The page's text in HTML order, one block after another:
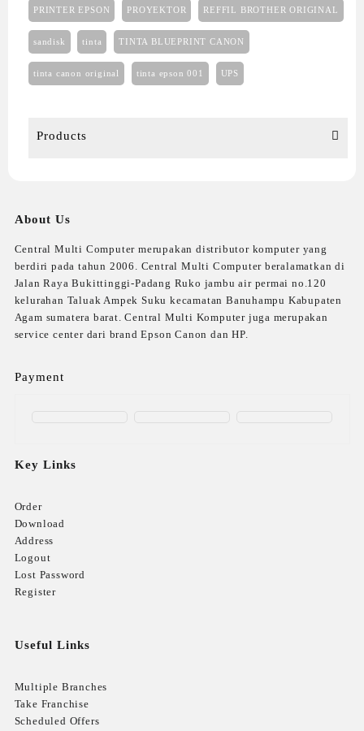
PRINTER EPSON PROYEKTOR REFFIL BROTHER ORIGINAL
sandisk tinta TINTA BLUEPRINT CANON
tinta canon original tinta epson 001 UPS
Products
About Us
Central Multi Computer merupakan distributor komputer yang
berdiri pada tahun 2006. Central Multi Computer beralamatkan di
Jalan Raya Bukittinggi-Padang Ruko jambu air permai no.120
kelurahan Taluak Ampek Suku kecamatan Banuhampu Kabupaten
Agam sumatera barat. Central Multi Komputer juga merupakan
service center dari brand Epson Canon dan HP.
Payment
Key Links
Order
Download
Address
Logout
Lost Password
Register
Useful Links
Multiple Branches
Take Franchise
Scheduled Offers